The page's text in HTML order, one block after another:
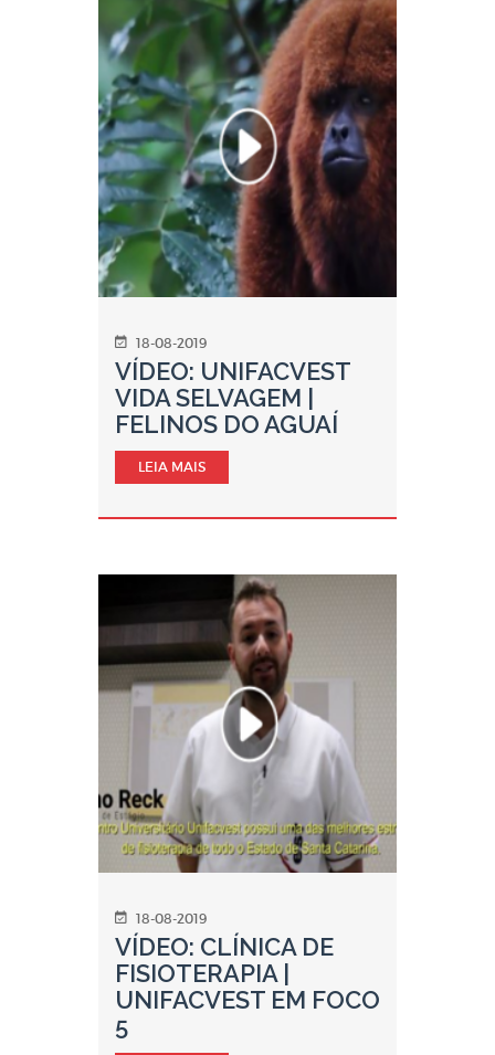
18-08-2019
VÍDEO: UNIFACVEST
VIDA SELVAGEM |
FELINOS DO AGUAÍ
LEIA MAIS
18-08-2019
VÍDEO: CLÍNICA DE
FISIOTERAPIA |
UNIFACVEST EM FOCO
5